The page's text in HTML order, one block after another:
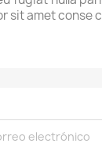
sit amet